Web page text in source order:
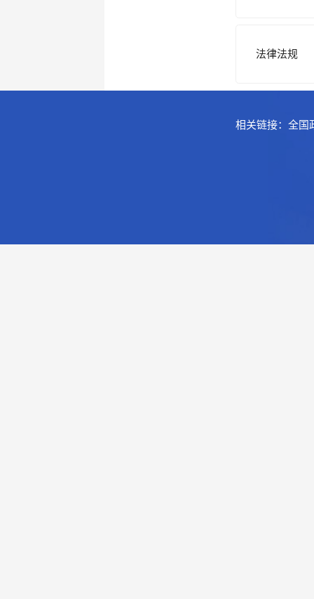
法律法规
相关链接： 全国